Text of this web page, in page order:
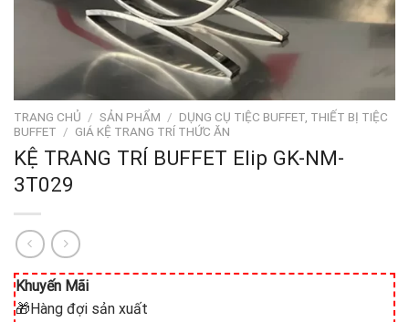
TRANG CHỦ / SẢN PHẨM / DỤNG CỤ TIỆC BUFFET, THIẾT BỊ TIỆC
BUFFET / GIÁ KỆ TRANG TRÍ THỨC ĂN
KỆ TRANG TRÍ BUFFET Elip GK-NM-
3T029
Khuyến Mãi
🎁Hàng đợi sản xuất